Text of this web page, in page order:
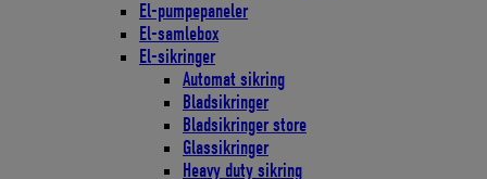
El-pumpepaneler
El-samlebox
El-sikringer
Automat sikring
Bladsikringer
Bladsikringer store
Glassikringer
Heavy duty sikring